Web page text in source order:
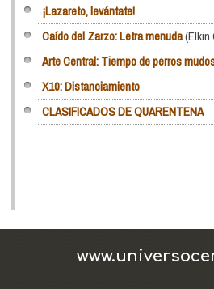
¡Lazareto, levántate!
Caído del Zarzo: Letra menuda(Elkin
Arte Central: Tiempo de perros
X10: Distanciamiento
CLASIFICADOS DE QUARENTENA